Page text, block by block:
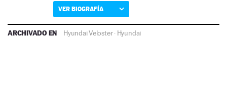
VER BIOGRAFÍA
ARCHIVADO EN Hyundai Veloster· Hyundai